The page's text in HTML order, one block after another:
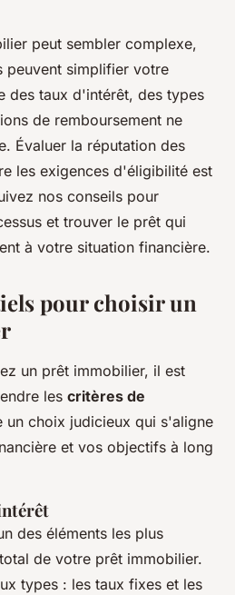
peut sembler complexe,
peuvent simplifier votre
des taux d'intérêt, des types
de remboursement ne
Évaluer la réputation des
les exigences d'éligibilité est
nos conseils pour
et trouver le prêt qui
à votre situation financière.
pour choisir un
un prêt immobilier, il est
les critères de
un choix judicieux qui s'aligne
et vos objectifs à long
des éléments les plus
de votre prêt immobilier.
types : les taux fixes et les